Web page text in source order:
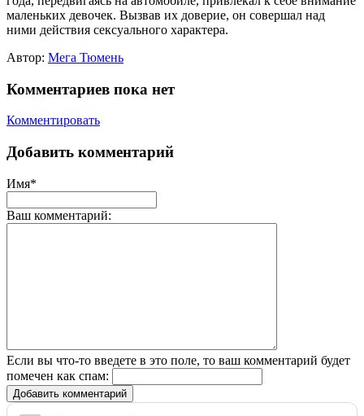
маленьких девочек. Вызвав их доверие, он совершал над
ними действия сексуального характера.
Автор: Мега Тюмень
Комментариев пока нет
Комментировать
Добавить комментарий
Имя*
Ваш комментарий:
Если вы что-то введете в это поле, то ваш комментарий будет
помечен как спам:
Добавить комментарий